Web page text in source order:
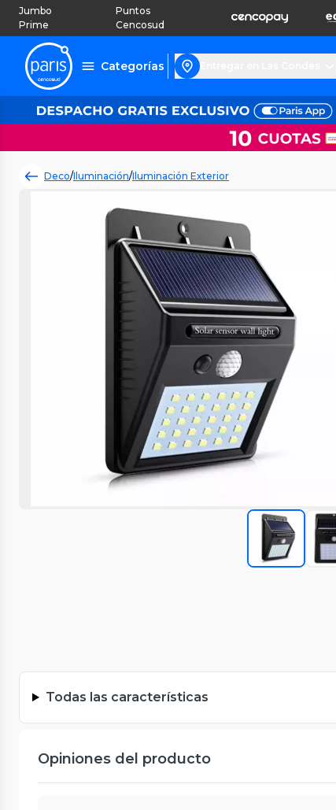
Jumbo
Prime
Puntos
Cencosud
Categorías
Deco/Iluminación/Iluminación Exterior
Todas las características
Opiniones del producto